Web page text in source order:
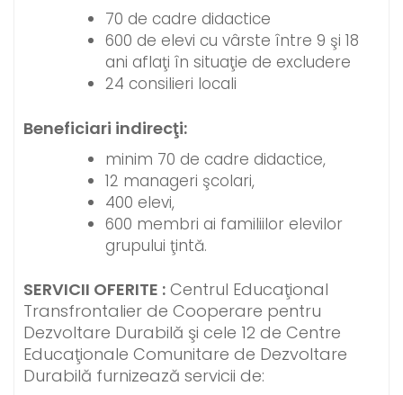
70 de cadre didactice
600 de elevi cu vârste între 9 şi 18
ani aflaţi în situaţie de excludere
24 consilieri locali
Beneficiari indirecţi:
minim 70 de cadre didactice,
12 manageri şcolari,
400 elevi,
600 membri ai familiilor elevilor
grupului ţintă.
SERVICII OFERITE : Centrul Educaţional
Transfrontalier de Cooperare pentru
Dezvoltare Durabilă şi cele 12 de Centre
Educaţionale Comunitare de Dezvoltare
Durabilă furnizează servicii de: